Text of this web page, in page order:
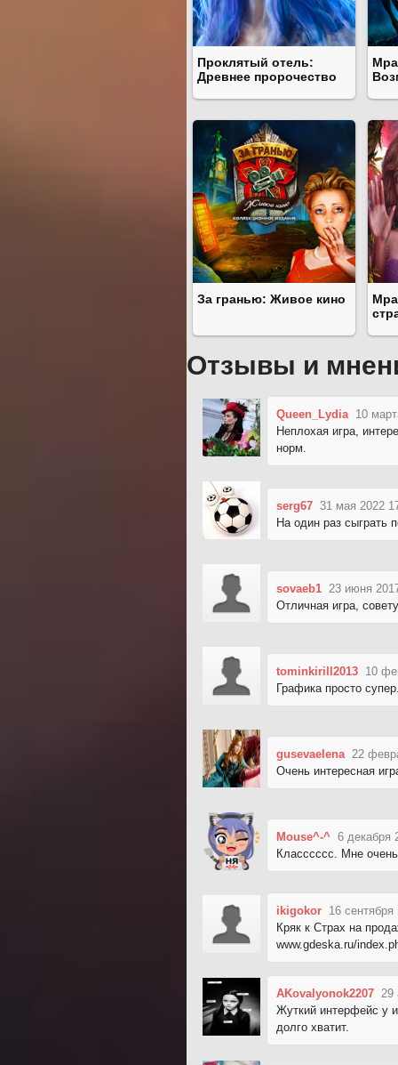
Проклятый отель:
Древнее пророчество
За гранью: Живое кино
Отзывы и
Queen_Lydia 10
Неплохая игра,
норм.
serg67 31 мая 2022
На один раз сыграть
sovaeb1 23 июня
Отличная игра,
tominkirill2013 10
Графика просто
gusevaelena 22
Очень интересная
Mouse^-^ 6 декабря
Класссссс. Мне
ikigokor 16
Кряк к Страх на
www.gdeska.ru/
AKovalyonok2207 29
Жуткий интерфейс у
долго хватит.